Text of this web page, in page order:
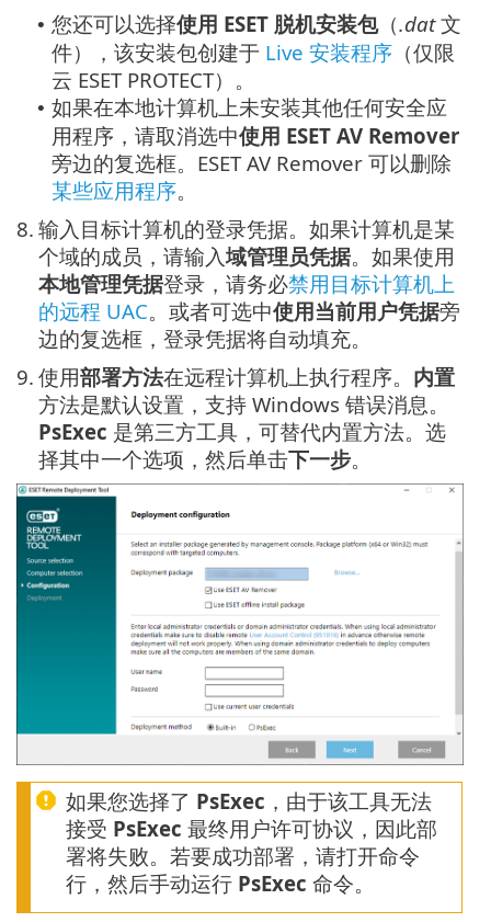
• 您还可以选择使用 ESET 脱机安装包（.dat文
件），该安装包创建于 Live 安装程序 （仅限
云 ESET PROTECT）。
• 如果在本地计算机上未安装其他任何安全应
用程序，请取消选中使用 ESET AV Remover
旁边的复选框。ESET AV Remover 可以删除
某些应用程序。
8. 输入目标计算机的登录凭据。如果计算机是某
个域的成员，请输入域管理员凭据。如果使用
本地管理凭据登录，请务必禁用目标计算机上
的远程 UAC。或者可选中使用当前用户凭据旁
边的复选框，登录凭据将自动填充。
9. 使用部署方法在远程计算机上执行程序。 内置
方法是默认设置，支持 Windows 错误消息。
PsExec 是第三方工具，可替代内置方法。选
择其中一个选项，然后单击下一步。
如果您选择了 PsExec ，由于该工具无法
接受 PsExec 最终用户许可协议，因此部
署将失败。若要成功部署，请打开命令
行，然后手动运行 PsExec 命令。